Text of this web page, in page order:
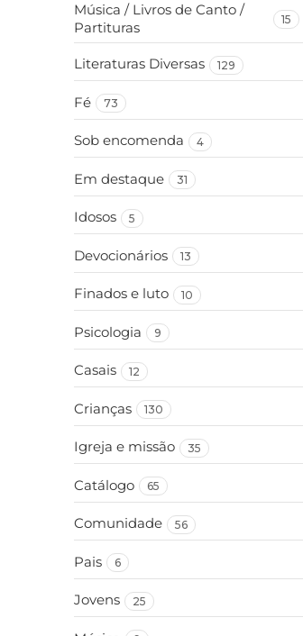
Música / Livros de Canto /
Partituras
15
Literaturas Diversas 129
Fé 73
Sob encomenda 4
Em destaque 31
Idosos 5
Devocionários 13
Finados e luto 10
Psicologia 9
Casais 12
Crianças 130
Igreja e missão 35
Catálogo 65
Comunidade 56
Pais 6
Jovens 25